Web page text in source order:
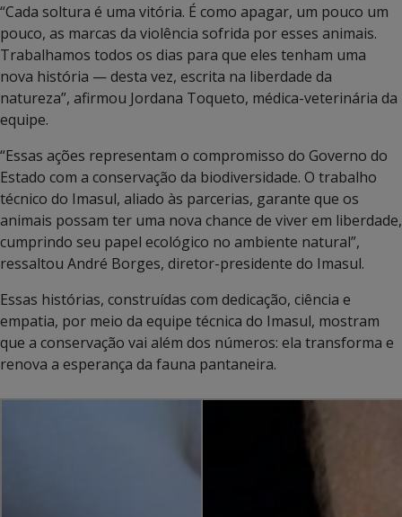
“Cada soltura é uma vitória. É como apagar, um pouco um
pouco, as marcas da violência sofrida por esses animais.
Trabalhamos todos os dias para que eles tenham uma
nova história — desta vez, escrita na liberdade da
natureza”, afirmou Jordana Toqueto, médica-veterinária da
equipe.
“Essas ações representam o compromisso do Governo do
Estado com a conservação da biodiversidade. O trabalho
técnico do Imasul, aliado às parcerias, garante que os
animais possam ter uma nova chance de viver em liberdade,
cumprindo seu papel ecológico no ambiente natural”,
ressaltou André Borges, diretor-presidente do Imasul.
Essas histórias, construídas com dedicação, ciência e
empatia, por meio da equipe técnica do Imasul, mostram
que a conservação vai além dos números: ela transforma e
renova a esperança da fauna pantaneira.